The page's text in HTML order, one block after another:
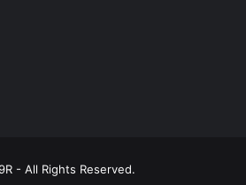
- All Rights Reserved.